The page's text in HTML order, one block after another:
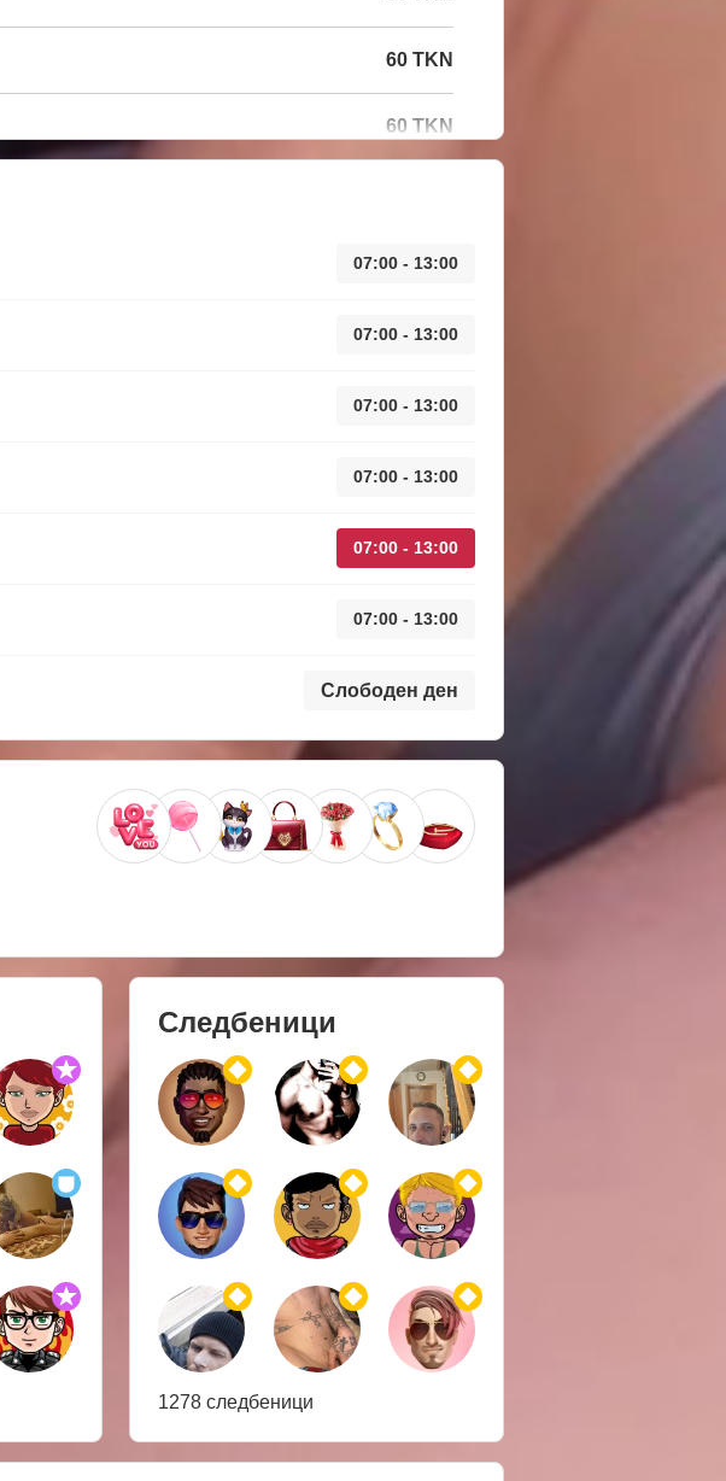
60 TKN
60 TKN
07:00 - 13:00
07:00 - 13:00
07:00 - 13:00
07:00 - 13:00
07:00 - 13:00
07:00 - 13:00
Слободен ден
Следбеници
1278 следбеници